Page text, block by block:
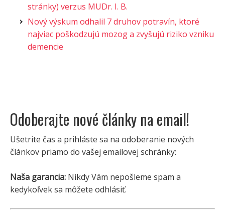
stránky) verzus MUDr. I. B.
Nový výskum odhalil 7 druhov potravín, ktoré
najviac poškodzujú mozog a zvyšujú riziko vzniku
demencie
Odoberajte nové články na email!
Ušetrite čas a prihláste sa na odoberanie nových
článkov priamo do vašej emailovej schránky:
Naša garancia: Nikdy Vám nepošleme spam a
kedykoľvek sa môžete odhlásiť.